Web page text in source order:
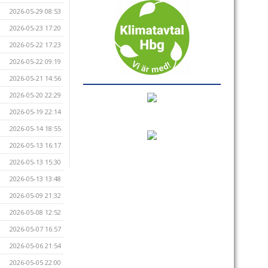
2026-05-29 08:53
2026-05-23 17:20
2026-05-22 17:23
2026-05-22 09:19
2026-05-21 14:56
2026-05-20 22:29
2026-05-19 22:14
2026-05-14 18:55
2026-05-13 16:17
2026-05-13 15:30
2026-05-13 13:48
2026-05-09 21:32
2026-05-08 12:52
2026-05-07 16:57
2026-05-06 21:54
2026-05-05 22:00